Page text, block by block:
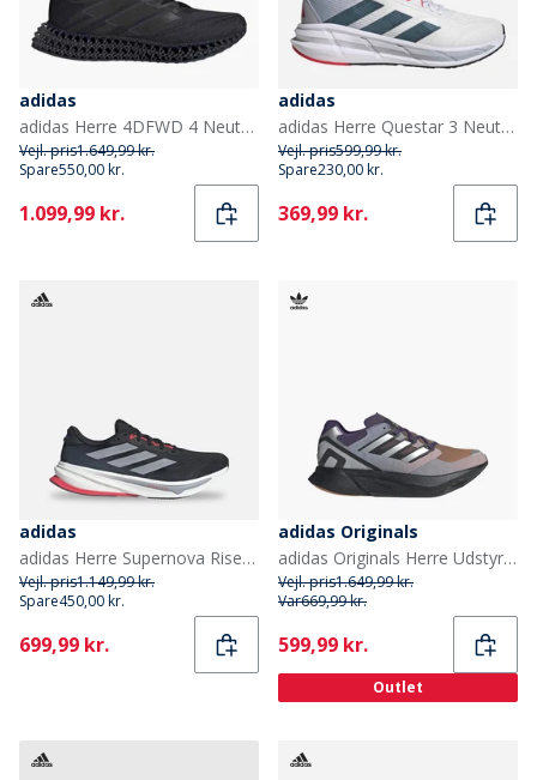
adidas
adidas Herre 4DFWD 4 Neutral Løbesko Core Black/Core Black/Core Black
Vejl. pris1.649,99 kr.
Spare550,00 kr.
Current
1.099,99 kr.
adidas
adidas Herre Questar 3 Neutrale Løbesko Cloud White/Core Black/Pure Ruby
Vejl. pris599,99 kr.
Spare230,00 kr.
Current
369,99 kr.
adidas
adidas Herre Supernova Rise 2 Neutrale Løbesko Core Black/Halo Silver/Lucid Red
Vejl. pris1.149,99 kr.
Spare450,00 kr.
Current
699,99 kr.
adidas Originals
adidas Originals Herre Udstyr Adios Pro Træningssko Rustic Orange/Matte Silver/Violet
Vejl. pris1.649,99 kr.
Var669,99 kr.
Current
599,99 kr.
Outlet